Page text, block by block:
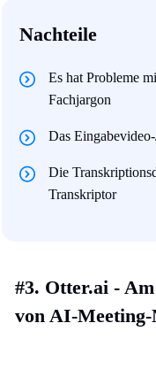
Nachteile
Es hat Probleme
Fachjargon
Das
Die
Transkriptor
#3. Otter.ai -
von AI-Meeting-